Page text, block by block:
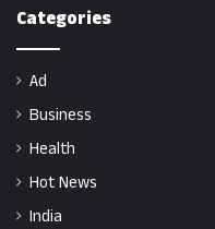
Categories
Ad
Business
Health
Hot News
India